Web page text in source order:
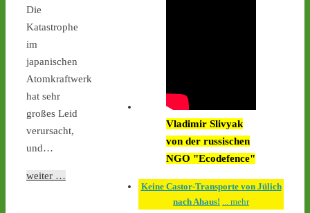
Die
Katastrophe
im
japanischen
Atomkraftwerk
hat sehr
großes Leid
verursacht,
und…
weiter …
Castor stoppen!
@castorstoppen.bsky.social
An der Mahnwache in
30 Aktivist:innen aus, um
den zwölften
Vladimir Slivyak
von der russischen
NGO "Ecodefence"
Keine Castor-Transporte von Jülich
nach Ahaus!
... mehr